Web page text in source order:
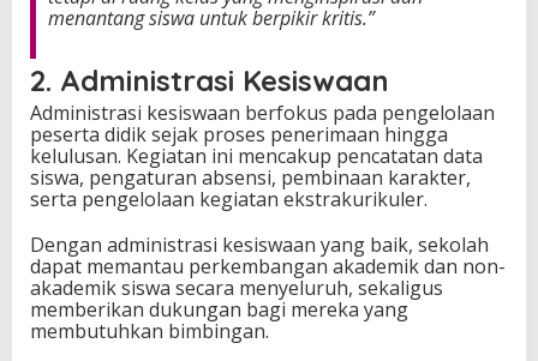
menantang siswa untuk berpikir kritis.”
2. Administrasi Kesiswaan
Administrasi kesiswaan berfokus pada pengelolaan
peserta didik sejak proses penerimaan hingga
kelulusan. Kegiatan ini mencakup pencatatan data
siswa, pengaturan absensi, pembinaan karakter,
serta pengelolaan kegiatan ekstrakurikuler.
Dengan administrasi kesiswaan yang baik, sekolah
dapat memantau perkembangan akademik dan non-
akademik siswa secara menyeluruh, sekaligus
memberikan dukungan bagi mereka yang
membutuhkan bimbingan.